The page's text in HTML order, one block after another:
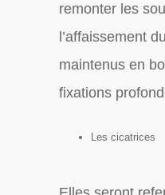
remonter les
l’affaissement
maintenus en
fixations
Les cicatrices